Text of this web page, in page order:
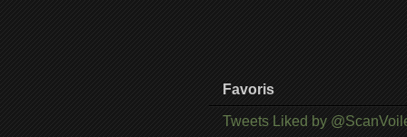
Favoris
Tweets Liked by